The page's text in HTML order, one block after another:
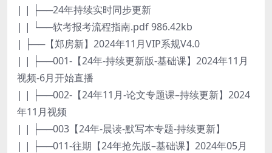
| | ├──24年持续实时同步更新
| | └──软考报考流程指南.pdf 986.42kb
| ├──【郑房新】2024年11月VIP系规V4.0
| | ├──001-【24年-持续更新版-基础课】2024年11月
视频-6月开始直播
| | ├──002-【24年11月-论文专题课–持续更新】2024
年11月视频
| | ├──003【24年-晨读-默写本专题-持续更新】
| | ├──011-往期【24年抢先版–基础课】2024年05月